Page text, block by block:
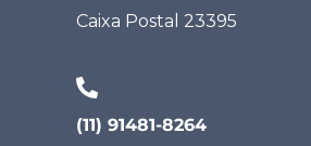
Caixa Postal 23395
(11) 91481-8264